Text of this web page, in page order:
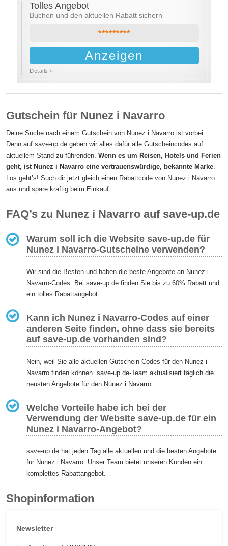
Tolles Angebot
Buchen und den aktuellen Rabatt sichern
*********
Anzeigen
Details »
Gutschein für Nunez i Navarro
Deine Suche nach einem Gutschein von Nunez i Navarro ist vorbei.
Denn auf save-up.de geben wir alles dafür alle Gutscheincodes auf
aktuellem Stand zu führenden.Wenn es um Reisen, Hotels und Ferien
geht, ist Nunez i Navarro eine vertrauenswürdige, bekannte Marke.
Los geht’s! Such dir jetzt gleich einen Rabattcode von Nunez i Navarro
aus und spare kräftig beim Einkauf.
FAQ’s zu Nunez i Navarro auf save-up.de
Warum soll ich die Website save-up.de für
Nunez i Navarro-Gutscheine verwenden?
Wir sind die Besten und haben die beste Angebote an Nunez i
Navarro-Codes. Bei save-up.de finden Sie bis zu 60% Rabatt und
ein tolles Rabattangebot.
Kann ich Nunez i Navarro-Codes auf einer
anderen Seite finden, ohne dass sie bereits
auf save-up.de vorhanden sind?
Nein, weil Sie alle aktuellen Gutschein-Codes für den Nunez i
Navarro finden können. save-up.de-Team aktualisiert täglich die
neusten Angebote für den Nunez i Navarro.
Welche Vorteile habe ich bei der
Verwendung der Website save-up.de für ein
Nunez i Navarro-Angebot?
save-up.de hat jeden Tag alle aktuellen und die besten Angebote
für Nunez i Navarro. Unser Team bietet unseren Kunden ein
komplettes Rabattangebot.
Shopinformation
Newsletter